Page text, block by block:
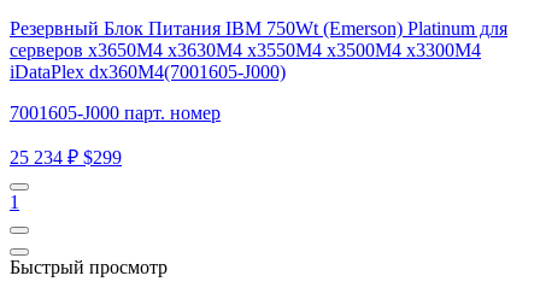
Резервный Блок Питания IBM 750Wt (Emerson) Platinum для
серверов x3650M4 x3630M4 x3550M4 x3500M4 x3300M4
iDataPlex dx360M4(7001605-J000)
7001605-J000 парт. номер
25 234 ₽ $299
1
Быстрый просмотр